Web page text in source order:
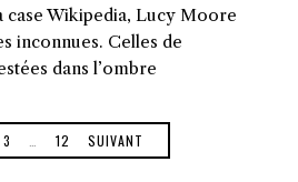
case Wikipedia, Lucy Moore
inconnues. Celles de
dans l’ombre
3 12 SUIVANT